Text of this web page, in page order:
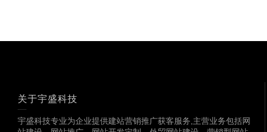
关于宇盛科技
宇盛科技专业为企业提供建站营销推广获客服务,主营业务包括网